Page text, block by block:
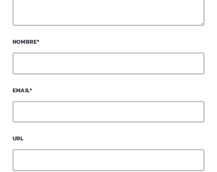
NOMBRE*
EMAIL*
URL